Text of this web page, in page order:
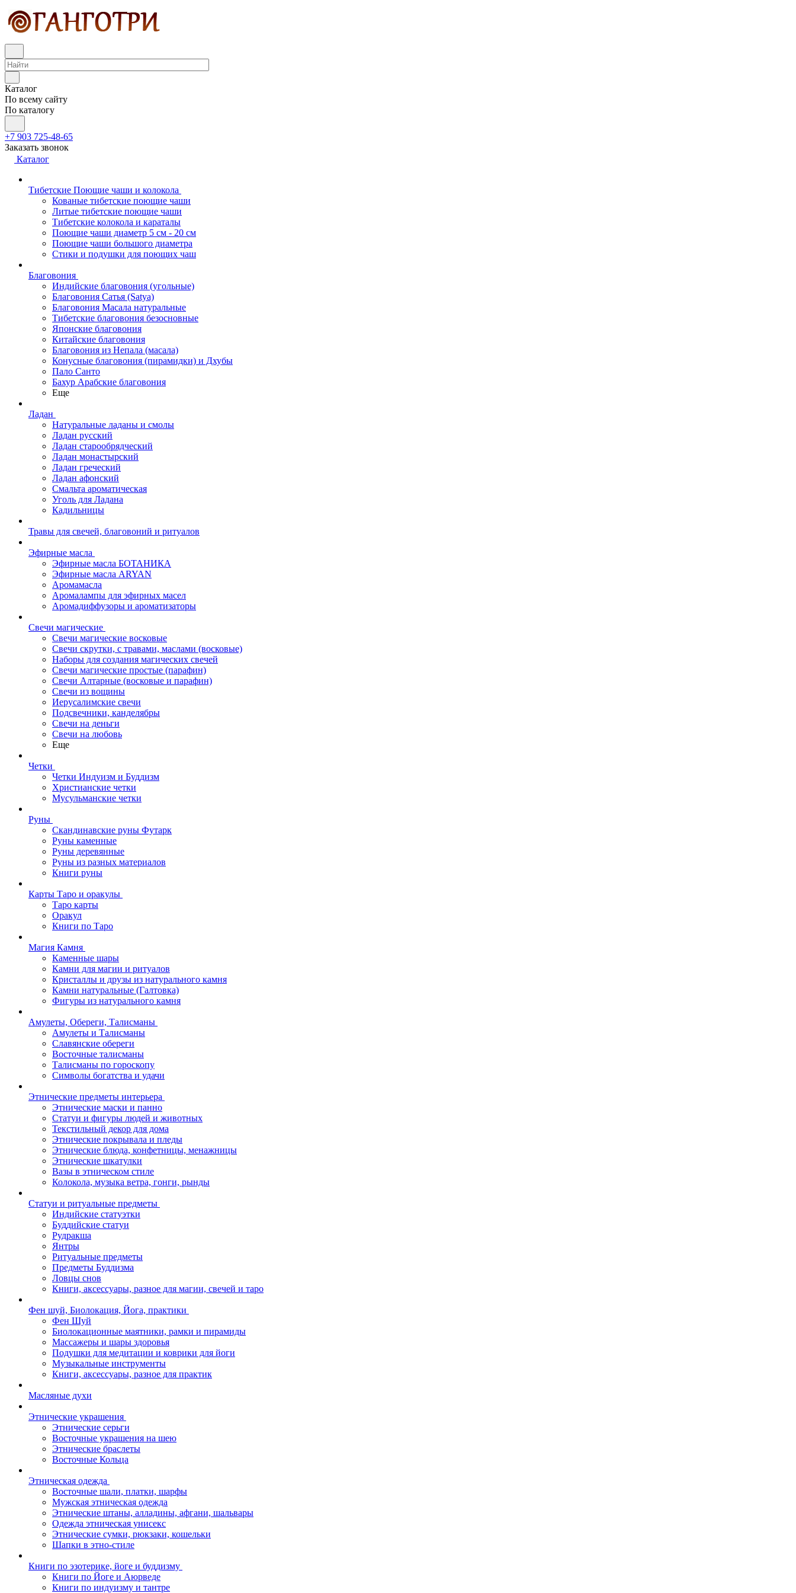
Каталог
По всему сайту
По каталогу
+7 903 725-48-65
Заказать звонок
Каталог
Тибетские Поющие чаши и колокола
Кованые тибетские поющие чаши
Литые тибетские поющие чаши
Тибетские колокола и караталы
Поющие чаши диаметр 5 см - 20 см
Поющие чаши большого диаметра
Стики и подушки для поющих чаш
Благовония
Индийские благовония (угольные)
Благовония Сатья (Satya)
Благовония Масала натуральные
Тибетские благовония безосновные
Японские благовония
Китайские благовония
Благовония из Непала (масала)
Конусные благовония (пирамидки) и Дхубы
Пало Санто
Бахур Арабские благовония
Еще
Ладан
Натуральные ладаны и смолы
Ладан русский
Ладан старообрядческий
Ладан монастырский
Ладан греческий
Ладан афонский
Смальта ароматическая
Уголь для Ладана
Кадильницы
Травы для свечей, благовоний и ритуалов
Эфирные масла
Эфирные масла БОТАНИКА
Эфирные масла ARYAN
Аромамасла
Аромалампы для эфирных масел
Аромадиффузоры и ароматизаторы
Свечи магические
Свечи магические восковые
Свечи скрутки, с травами, маслами (восковые)
Наборы для создания магических свечей
Свечи магические простые (парафин)
Свечи Алтарные (восковые и парафин)
Свечи из вощины
Иерусалимские свечи
Подсвечники, канделябры
Свечи на деньги
Свечи на любовь
Еще
Четки
Четки Индуизм и Буддизм
Христианские четки
Мусульманские четки
Руны
Скандинавские руны Футарк
Руны каменные
Руны деревянные
Руны из разных материалов
Книги руны
Карты Таро и оракулы
Таро карты
Оракул
Книги по Таро
Магия Камня
Каменные шары
Камни для магии и ритуалов
Кристаллы и друзы из натурального камня
Камни натуральные (Галтовка)
Фигуры из натурального камня
Амулеты, Обереги, Талисманы
Амулеты и Талисманы
Славянские обереги
Восточные талисманы
Талисманы по гороскопу
Символы богатства и удачи
Этнические предметы интерьера
Этнические маски и панно
Статуи и фигуры людей и животных
Текстильный декор для дома
Этнические покрывала и пледы
Этнические блюда, конфетницы, менажницы
Этнические шкатулки
Вазы в этническом стиле
Колокола, музыка ветра, гонги, рынды
Статуи и ритуальные предметы
Индийские статуэтки
Буддийские статуи
Рудракша
Янтры
Ритуальные предметы
Предметы Буддизма
Ловцы снов
Книги, аксессуары, разное для магии, свечей и таро
Фен шуй, Биолокация, Йога, практики
Фен Шуй
Биолокационные маятники, рамки и пирамиды
Массажеры и шары здоровья
Подушки для медитации и коврики для йоги
Музыкальные инструменты
Книги, аксессуары, разное для практик
Масляные духи
Этнические украшения
Этнические серьги
Восточные украшения на шею
Этнические браслеты
Восточные Кольца
Этническая одежда
Восточные шали, платки, шарфы
Мужская этническая одежда
Этнические штаны, алладины, афгани, шальвары
Одежда этническая унисекс
Этнические сумки, рюкзаки, кошельки
Шапки в этно-стиле
Книги по эзотерике, йоге и буддизму
Книги по Йоге и Аюрведе
Книги по индуизму и тантре